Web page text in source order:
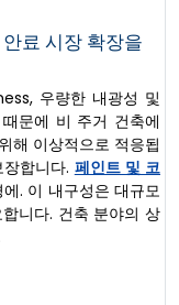
료 시장 확장을
우량한 내광성 및
문에 비 주거 건축에
해 이상적으로 적응됩
합니다. 페인트 및 코
. 이 내구성은 대규모
니다. 건축 분야의 상